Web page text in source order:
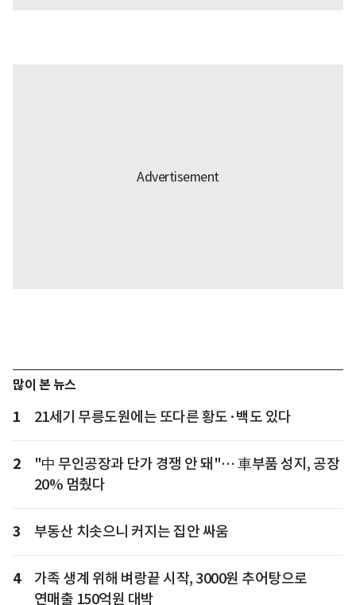
많이 본 뉴스
1 21세기 무릉도원에는 또다른 황도·백도 있다
2
"中 무인공장과 단가 경쟁 안 돼"… 車부품 성지, 공장
20% 멈췄다
3 부동산 치솟으니 커지는 집안 싸움
4
가족 생계 위해 벼랑끝 시작, 3000원 추어탕으로
연매출 150억원 대박